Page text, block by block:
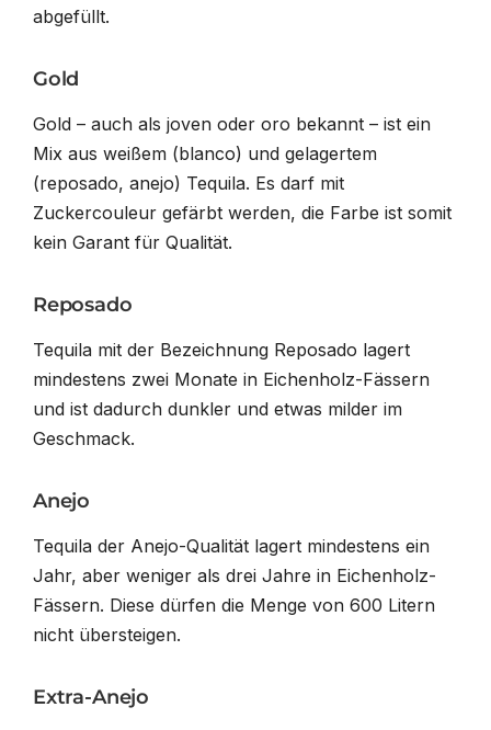
abgefüllt.
Gold
Gold – auch als joven oder oro bekannt – ist ein
Mix aus weißem (blanco) und gelagertem
(reposado, anejo) Tequila. Es darf mit
Zuckercouleur gefärbt werden, die Farbe ist somit
kein Garant für Qualität.
Reposado
Tequila mit der Bezeichnung Reposado lagert
mindestens zwei Monate in Eichenholz-Fässern
und ist dadurch dunkler und etwas milder im
Geschmack.
Anejo
Tequila der Anejo-Qualität lagert mindestens ein
Jahr, aber weniger als drei Jahre in Eichenholz-
Fässern. Diese dürfen die Menge von 600 Litern
nicht übersteigen.
Extra-Anejo